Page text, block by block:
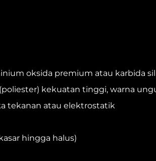
oksida premium atau karbida
kekuatan tinggi, warna
tekanan atau elektrostatik
hingga halus)